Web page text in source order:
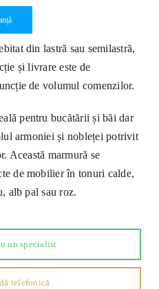
din lastră sau semilastră,
și livrare este de
de volumul comenzilor.
pentru bucătării și băi dar
armoniei și nobleței potrivit
Această marmură se
de mobilier în tonuri calde,
alb pal sau roz.
un specialist
telefonică